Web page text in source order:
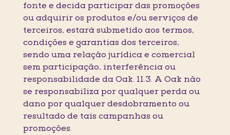
fonte e decida participar das promoções
ou adquirir os produtos e/ou serviços de
terceiros, estará submetido aos termos,
condições e garantias dos terceiros,
sendo uma relação jurídica e comercial
sem participação, interferência ou
responsabilidade da Oak. 11.3. A Oak não
se responsabiliza por qualquer perda ou
dano por qualquer desdobramento ou
resultado de tais campanhas ou
promoções.